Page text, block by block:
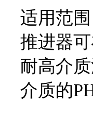
适用范
推进器
耐高介
介质的